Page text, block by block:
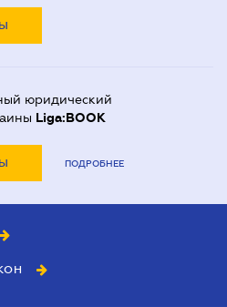
юридический
Liga:BOOK
ПОДРОБНЕЕ